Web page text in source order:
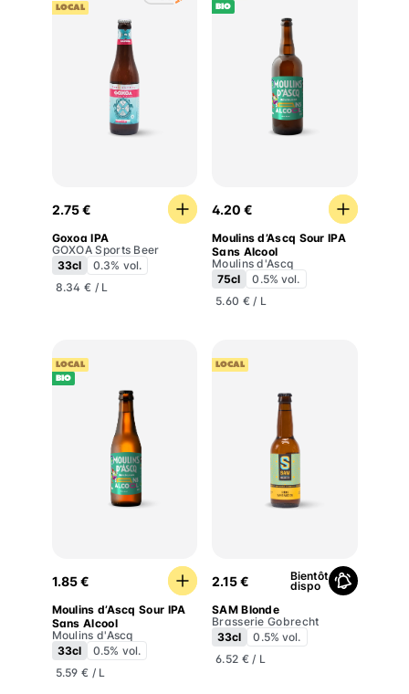
LOCAL
2.75 €
Goxoa IPA
GOXOA Sports Beer
33cl
0.3% vol.
8.34 € / L
BIO
Moulins d’Ascq Sour IPA
4.20 €
Moulins d’Ascq Sour IPA
Sans Alcool
Moulins d'Ascq
75cl
0.5% vol.
5.60 € / L
LOCAL
BIO
Moulins d’Ascq Sour IPA Sans Alcool
1.85 €
Moulins d’Ascq Sour IPA
Sans Alcool
Moulins d'Ascq
33cl
0.5% vol.
5.59 € / L
LOCAL
2.15 € Bientôt
dispo
SAM Blonde
Brasserie Gobrecht
33cl
0.5% vol.
6.52 € / L